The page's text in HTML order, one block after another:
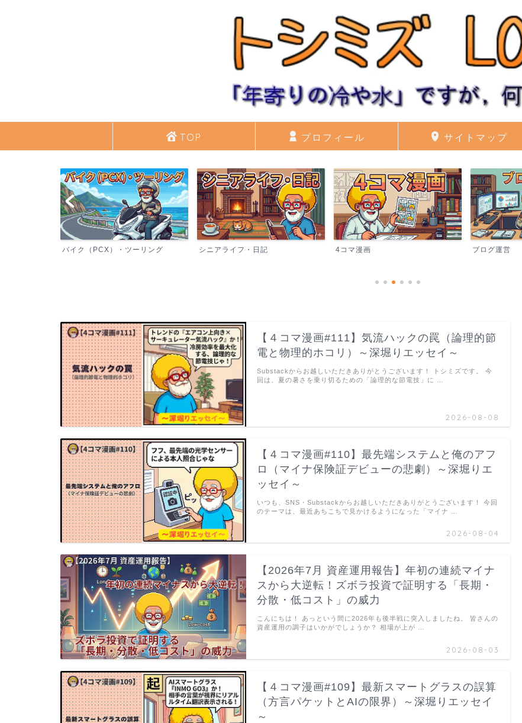
TOP プロフィール サイトマップ
バイク（PCX）・ツーリング シニアライフ・日記 4コマ漫画 ブログ運営
【４コマ漫画#111】気流ハックの罠（論理的節
電と物理的ホコリ）～深堀りエッセイ～
2026-08-08
Substackからお越しいただきありがとうございます！ トシミズです。 今
回は、夏の暑さを乗り切るための「論理的な節電技」に …
【４コマ漫画#110】最先端システムと俺のアフ
ロ（マイナ保険証デビューの悲劇）～深堀りエ
ッセイ～
2026-08-04
いつも、SNS・Substackからお越しいただきありがとうございます！ 今回
のテーマは、最近あちこちで見かけるようになった「マイナ …
【2026年7月 資産運用報告】年初の連続マイナ
スから大逆転！ズボラ投資で証明する「長期・
分散・低コスト」の威力
2026-08-03
こんにちは！ あっという間に2026年も後半戦に突入しましたね。 皆さんの
資産運用の調子はいかがでしょうか？ 相場が上が …
【４コマ漫画#109】最新スマートグラスの誤算
（方言パケットとAIの限界）～深堀りエッセイ
～